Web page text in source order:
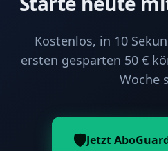
Kostenlos, in 10
ersten gesparten 50 €
Woche
🛡️Jetzt